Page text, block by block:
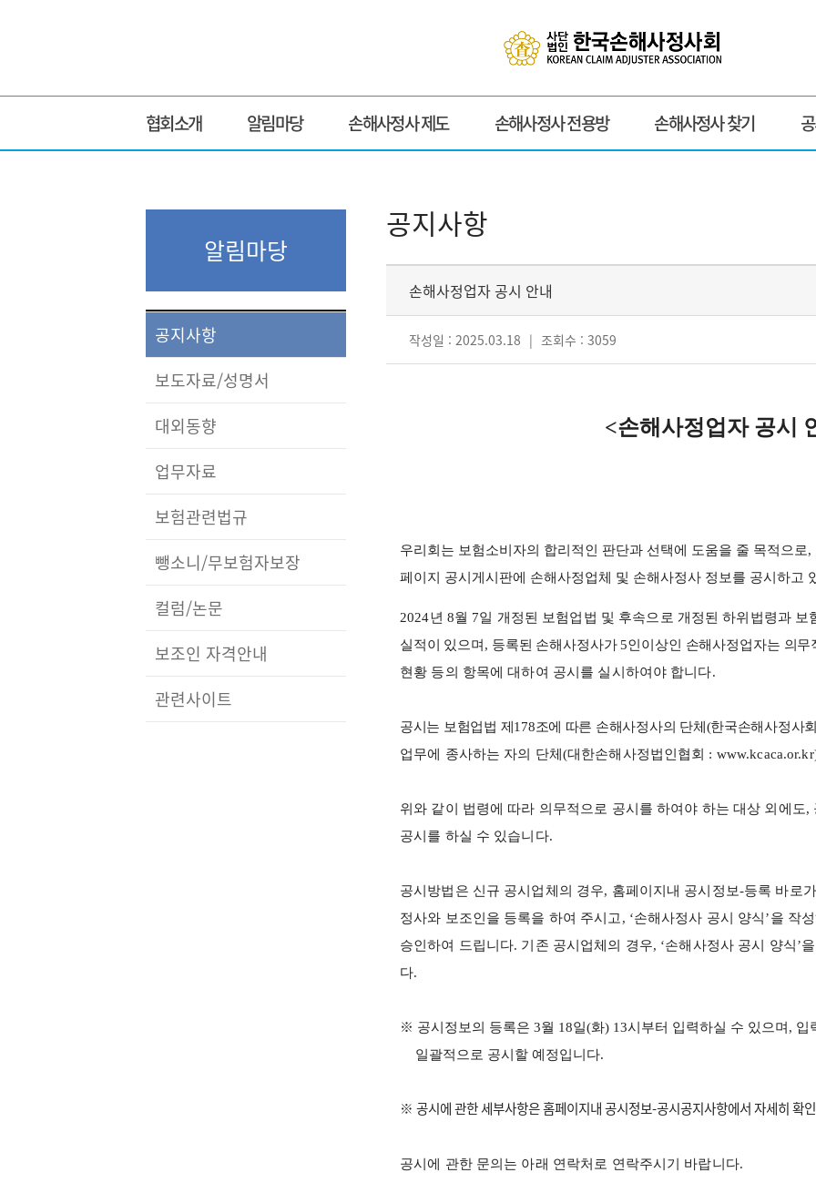
협회소개 알림마당 손해사정사 제도 손해사정사 전용방 손해사정사 찾기
알림마당
공지사항
보도자료/성명서
대외동향
업무자료
보험관련법규
뺑소니/무보험자보장
컬럼/논문
보조인 자격안내
관련사이트
공지사항
손해사정업자 공시 안내
작성일 : 2025.03.18 | 조회수 : 3059
<손해사정업자 공시
우리회는 보험소비자의 합리적인 판단과 선택에 도움을 줄 목적으로,
페이지 공시게시판에 손해사정업체 및 손해사정사 정보를 공시하고
2024년 8월 7일 개정된 보험업법 및 후속으로 개정된 하위법령과
실적이 있으며 , 등록된 손해사정사가5인이상인 손해사정업자는 의무
현황 등의 항목에 대하여 공시를 실시하여야 합니다.
공시는 보험업법 제 178조에 따른 손해사정사의 단체 (한국손해사정사
업무에 종사하는 자의 단체 (대한손해사정법인협회 :
위와 같이 법령에 따라 의무적으로 공시를 하여야 하는 대상 외에도,
공시를 하실 수 있습니다.
공시방법은 신규 공시업체의 경우, 홈페이지내 공시정보-등록 바로
정사와 보조인을 등록을 하여 주시고 , ‘손해사정사 공시 양식’을 작
승인하여 드립니다. 기존 공시업체의 경우, ‘손해사정사 공시 양식’
다.
※ 공시정보의 등록은 3월 18일(화) 13시부터 입력하실 수 있으며 , 입
일괄적으로 공시할 예정입니다.
※ 공시에 관한 세부사항은 홈페이지내 공시정보-공시공지사항에서 자세히 확
공시에 관한 문의는 아래 연락처로 연락주시기 바랍니다.